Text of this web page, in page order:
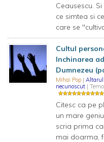
Ceausescu.
ce simtea si
care se
Cultul
Inchinarea
Dumnezeu
Mihai Pop |
necunoscut |
Citesc ca pe
un mare
scria prima
mai doarma,